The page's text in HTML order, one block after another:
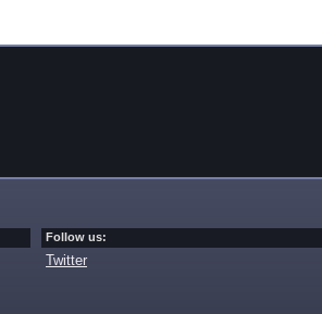
Follow us:
Twitter